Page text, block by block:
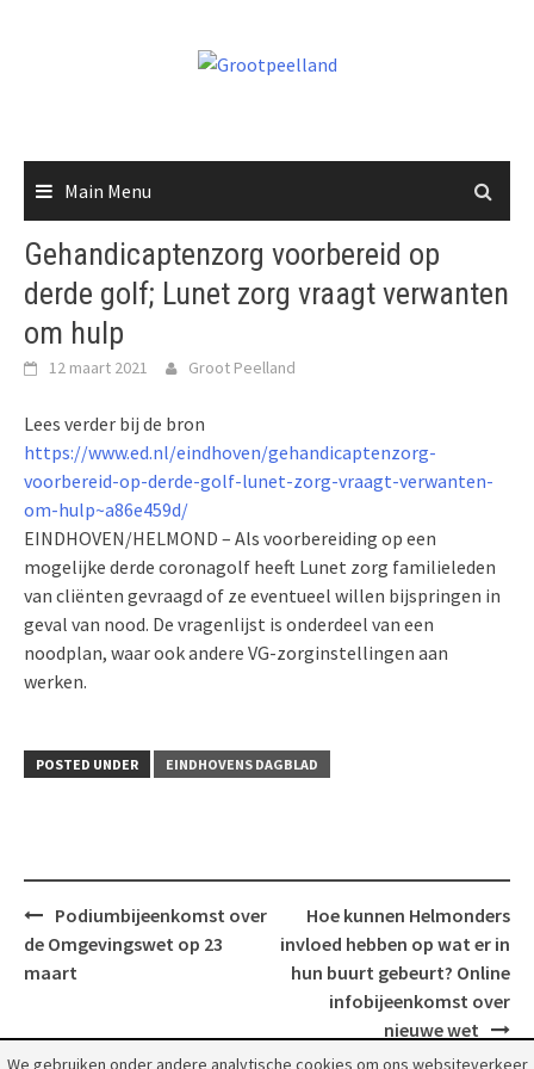
Main Menu
Gehandicaptenzorg voorbereid op
derde golf; Lunet zorg vraagt verwanten
om hulp
12 maart 2021 Groot Peelland
Lees verder bij de bron
https://www.ed.nl/eindhoven/gehandicaptenzorg-
voorbereid-op-derde-golf-lunet-zorg-vraagt-verwanten-
om-hulp~a86e459d/
EINDHOVEN/HELMOND – Als voorbereiding op een
mogelijke derde coronagolf heeft Lunet zorg familieleden
van cliënten gevraagd of ze eventueel willen bijspringen in
geval van nood. De vragenlijst is onderdeel van een
noodplan, waar ook andere VG-zorginstellingen aan
werken.
POSTED UNDER EINDHOVENS DAGBLAD
Post
navigation
Podiumbijeenkomst over
de Omgevingswet op 23
maart
Hoe kunnen Helmonders
invloed hebben op wat er in
hun buurt gebeurt? Online
infobijeenkomst over
nieuwe wet
We gebruiken onder andere analytische cookies om ons websiteverkeer